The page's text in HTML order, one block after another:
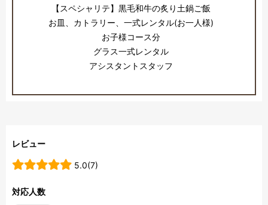
【スペシャリテ】黒毛和牛の炙り土鍋ご飯
お皿、カトラリー、一式レンタル(お一人様)
お子様コース分
グラス一式レンタル
アシスタントスタッフ
レビュー
5.0(7)
対応人数